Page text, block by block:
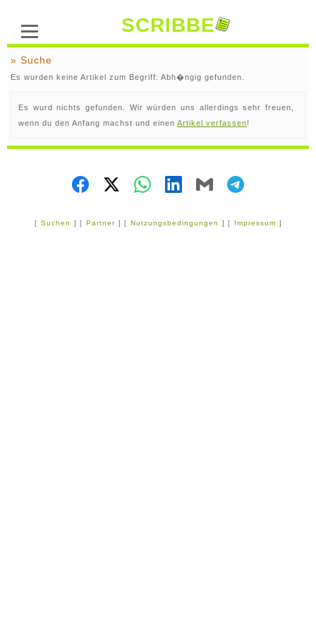
SCRIBBE
» Suche
Es wurden keine Artikel zum Begriff: Abh�ngig gefunden.
Es wurd nichts gefunden. Wir würden uns allerdings sehr freuen,
wenn du den Anfang machst und einen Artikel verfassen!
[ Suchen ] [ Partner ] [ Nutzungsbedingungen ] [ Impressum ]